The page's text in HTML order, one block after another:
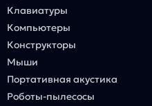
Клавиатуры
Компьютеры
Конструкторы
Мыши
Портативная акустика
Роботы-пылесосы